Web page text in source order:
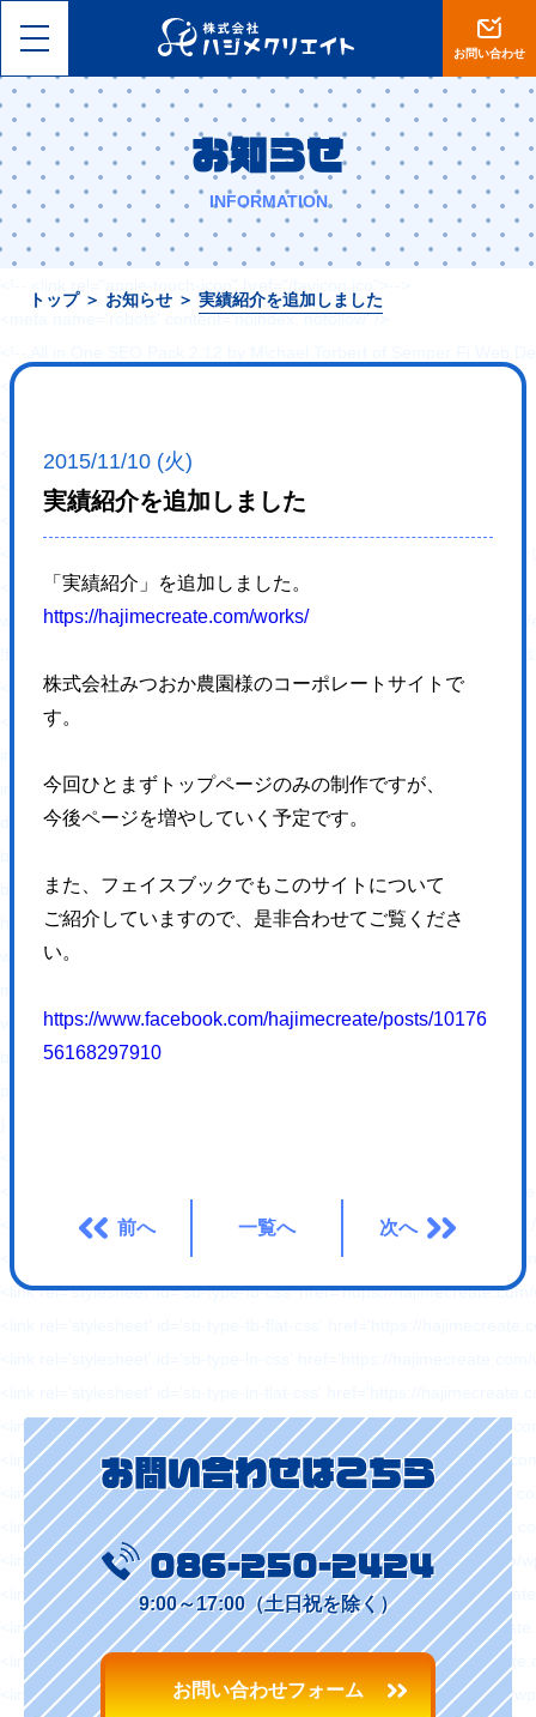
お問い合わせ
お知らせ
INFORMATION
トップ ＞ お知らせ ＞ 実績紹介を追加しました
2015/11/10 (火)
実績紹介を追加しました
「実績紹介」を追加しました。
https://hajimecreate.com/works/
株式会社みつおか農園様のコーポレートサイトで
す。
今回ひとまずトップページのみの制作ですが、
今後ページを増やしていく予定です。
また、フェイスブックでもこのサイトについて
ご紹介していますので、是非合わせてご覧くださ
い。
https://www.facebook.com/hajimecreate/posts/10176
56168297910
前へ 一覧へ 次へ
お問い合わせはこちら
086-250-2424
9:00～17:00（土日祝を除く）
お問い合わせフォーム
<html lang="ja">
<head>
<meta charset="utf-8">
<meta name="viewport" content="width=device-width, initial-scale=1,
<meta name="format-detection" content="telephone=no">
<title>【岡山】集客設計に自信あり。ホームページ制作・ECサイト
<!-- <link rel="shortcut icon" href="--><!--/favicon.ico">-->
<meta name='robots' content='noindex, nofollow' />
<link rel="canonical" href="https://hajimecreate.com/" />
<link rel='dns-prefetch' href='//s0.wp.com' />
<link rel='dns-prefetch' href='//cdn.jsdelivr.net' />
<link rel='dns-prefetch' href='//s.w.org' />
<script type="text/javascript">
window._wpemojiSettings = {"baseUrl":"https:\/\/s.w.org\/images\/
</script>
<style type="text/css">
img.emoji {
display: inline !important;
box-shadow: none !important;
height: 1em !important;
width: 1em !important;
vertical-align: -0.1em !important;
background: none !important;
<link rel='stylesheet' id='responsive-lightbox-swipebox-css'
<link rel='stylesheet' id='sb-type-std-css' href='https://
<link rel='stylesheet' id='sb-type-fb-css' href='https://
<link rel='stylesheet' id='sb-type-pink-css' href='https://
<link rel='stylesheet' id='sb-type-rtail-css' href='https://
<link rel='stylesheet' id='sb-type-drop-css' href='https://
<link rel='stylesheet' id='sb-type-think-css' href='https://
<link rel='stylesheet' id='sb-no-br-css' href='https://
<link rel='stylesheet' id='ppress-frontend-css' href='https://
<link rel='stylesheet' id='ppress-flatpickr-css' href='https://
<link rel='stylesheet' id='ppress-select2-css' href='https://
<link rel='stylesheet' id='slickcss-css' href='https://hajimecreate.com/